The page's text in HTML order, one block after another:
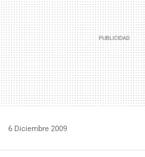
6 Diciembre 2009